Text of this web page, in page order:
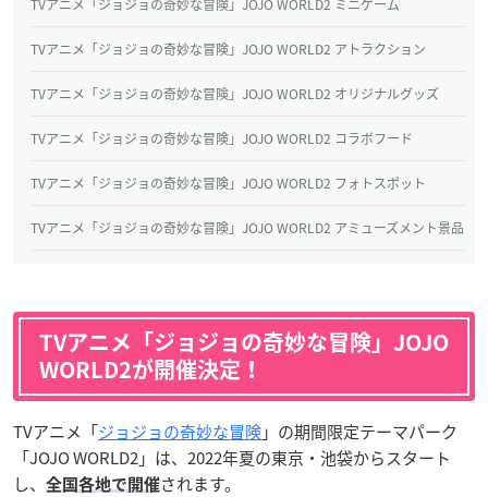
TVアニメ「ジョジョの奇妙な冒険」JOJO WORLD2 アトラクション
TVアニメ「ジョジョの奇妙な冒険」JOJO WORLD2 オリジナルグッズ
TVアニメ「ジョジョの奇妙な冒険」JOJO WORLD2 コラボフード
TVアニメ「ジョジョの奇妙な冒険」JOJO WORLD2 フォトスポット
TVアニメ「ジョジョの奇妙な冒険」JOJO WORLD2 アミューズメント景品
TVアニメ「ジョジョの奇妙な冒険」 JOJO
WORLD2が開催決定！
TVアニメ「ジョジョの奇妙な冒険」の期間限定テーマパーク
「JOJO WORLD2」は、2022年夏の東京・池袋からスタート
し、
全国各地で開催されます。